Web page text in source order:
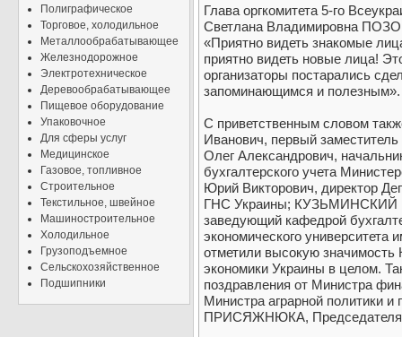
Полиграфическое
Торговое, холодильное
Металлообрабатывающее
Железнодорожное
Электротехническое
Деревообрабатывающее
Пищевое оборудование
Упаковочное
Для сферы услуг
Медицинское
Газовое, топливное
Строительное
Текстильное, швейное
Машиностроительное
Холодильное
Грузоподъемное
Сельскохозяйственное
Подшипники
Глава оргкомитета 5-го
Светлана Владимировна
«Приятно видеть знакомые
приятно видеть новые лица!
организаторы постарались
запоминающимся и полезным».
С приветственным словом
Иванович, первый
Олег Александрович,
бухгалтерского учета
Юрий Викторович, директор
ГНС Украины; КУЗЬМИНСКИЙ
заведующий кафедрой
экономического
отметили высокую значимость
экономики Украины в целом.
поздравления от Министра
Министра аграрной политики
ПРИСЯЖНЮКА,